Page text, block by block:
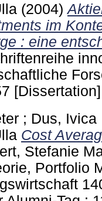
(2004)
im
: eine
[Dissertation]
; Dus, Ivica
Cost
Stefanie
Portfolio